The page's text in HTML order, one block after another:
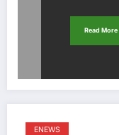
Read More
ENEWS